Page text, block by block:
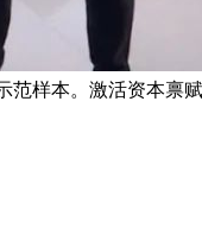
样本。激活资本禀